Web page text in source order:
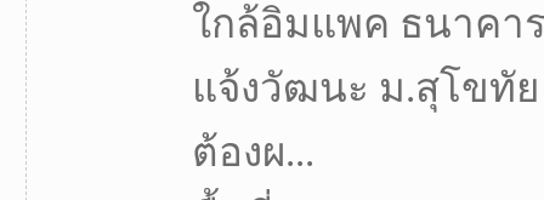
ใกล้อิมแพค ธนาคา
แจ้งวัฒนะ ม.สุโขทั
ต้องผ...